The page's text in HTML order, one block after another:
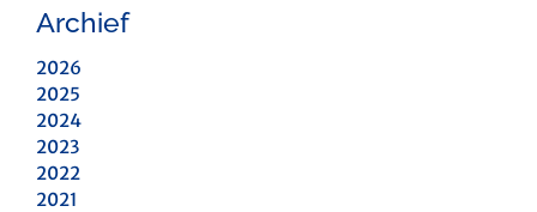
Archief
2026
2025
2024
2023
2022
2021